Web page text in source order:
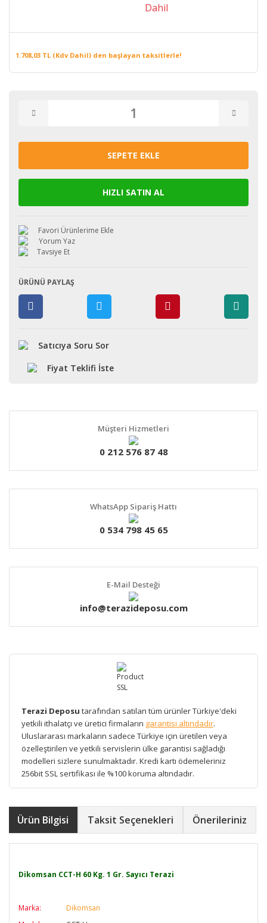
Dahil
1.708,03 TL (Kdv Dahil) den başlayan taksitlerle!
SEPETE EKLE
HIZLI SATIN AL
Yorum Yaz
Tavsiye Et
ÜRÜNÜ PAYLAŞ
Satıcıya Soru Sor
Fiyat Teklifi İste
Müşteri Hizmetleri
0 212 576 87 48
WhatsApp Sipariş Hattı
0 534 798 45 65
E-Mail Desteği
info@terazideposu.com
Terazi Deposu tarafından satılan tüm ürünler Türkiye'deki
yetkili ithalatçı ve üretici firmaların garantisi altındadır.
Uluslararası markaların sadece Türkiye için üretilen veya
özelleştirilen ve yetkili servislerin ülke garantisi sağladığı
modelleri sizlere sunulmaktadır. Kredi kartı ödemeleriniz
256bit SSL sertifikası ile %100 koruma altındadır.
Ürün Bilgisi Taksit Seçenekleri Önerileriniz
Dikomsan CCT-H 60 Kg. 1 Gr. Sayıcı Terazi
Marka:
Dikomsan